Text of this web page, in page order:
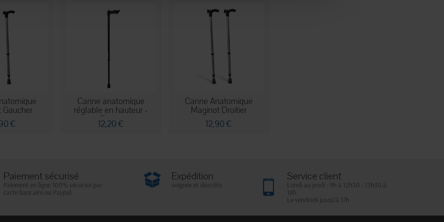
€
Canne anatomique
réglable en hauteur -
Droite
12,20 €
Canne Anatomique
Maginot Droitier
12,90 €
Paiement sécurisé
Paiement en ligne 100% sécurisé par
carte bancaire ou Paypal
Expédition
soignée et discrète
Service client
Lundi au jeudi : 9h à 12h30 - 13h30 à
18h
Le vendredi jusqu'à 17h